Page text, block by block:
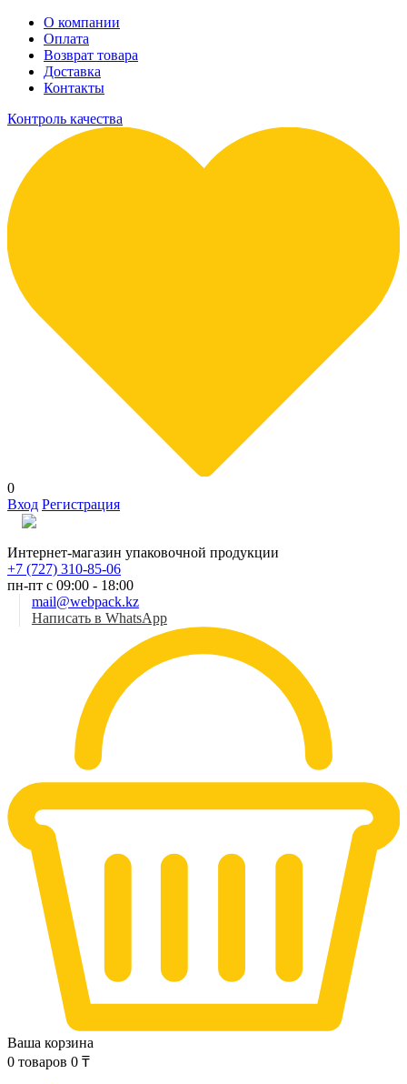
О компании
Оплата
Возврат товара
Доставка
Контакты
Контроль качества
0
Вход Регистрация
Интернет-магазин упаковочной продукции
+7 (727) 310-85-06
пн-пт с 09:00 - 18:00
mail@webpack.kz
Написать в WhatsApp
Ваша корзина
0 товаров 0 ₸